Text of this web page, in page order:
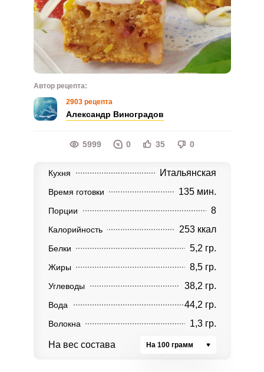
Автор рецепта:
2903 рецепта
Александр Виноградов
5999 0 35 0
Кухня Итальянская
Время готовки 135 мин.
Порции 8
Калорийность 253 ккал
Белки 5,2 гр.
Жиры 8,5 гр.
Углеводы 38,2 гр.
Вода 44,2 гр.
Волокна 1,3 гр.
На вес состава На 100 грамм